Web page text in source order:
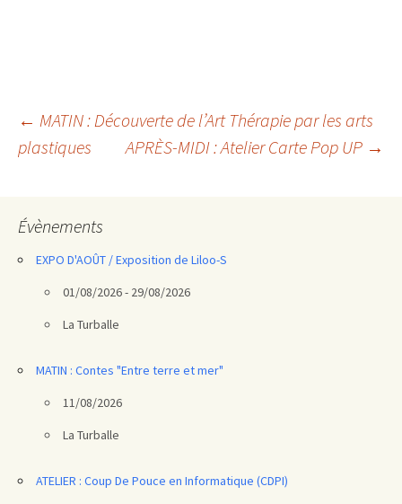
Navigation
des
← MATIN : Découverte de l’Art Thérapie par les arts
plastiques
APRÈS-MIDI : Atelier Carte Pop UP →
Évènements
EXPO D'AOÛT / Exposition de Liloo-S
01/08/2026 - 29/08/2026
La Turballe
MATIN : Contes "Entre terre et mer"
11/08/2026
La Turballe
ATELIER : Coup De Pouce en Informatique (CDPI)